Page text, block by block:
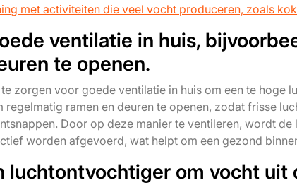
met activiteiten die veel vocht produceren, zoals
ventilatie in huis,
te openen.
zorgen voor goede ventilatie in huis om een te hoge
regelmatig ramen en deuren te openen, zodat frisse
Door op deze manier te ventileren, wordt de
worden afgevoerd, wat helpt om een gezond
luchtontvochtiger om vocht uit